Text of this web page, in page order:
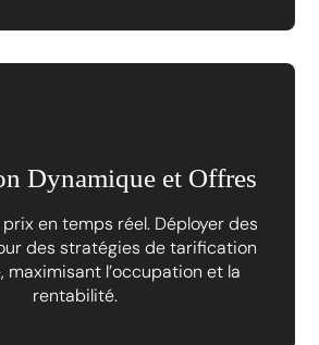
Dynamique et Offres
en temps réel. Déployer des
des stratégies de tarification
maximisant l’occupation et la
rentabilité.